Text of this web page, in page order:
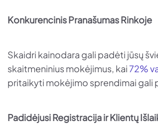
Konkurencinis Pranašumas Rinkoje
Skaidri kainodara gali padėti jūsų
skaitmeninius mokėjimus, kai72%
pritaikyti mokėjimo sprendimai gali
Padidėjusi Registracija ir Klientų